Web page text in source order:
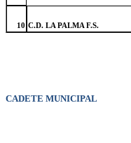
10 C.D. LA PALMA F.S.
CADETE MUNICIPAL